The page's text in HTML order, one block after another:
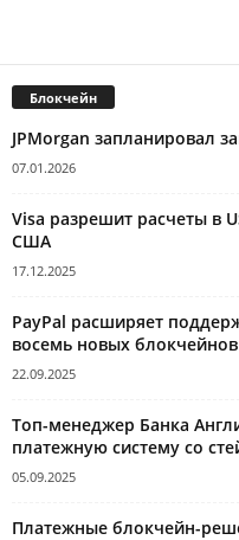
Блокчейн
JPMorgan запланировал
07.01.2026
Visa разрешит расчеты в
США
17.12.2025
PayPal расширяет
восемь новых блокчейнов
22.09.2025
Топ-менеджер Банка
платежную систему со
05.09.2025
Платежные блокчейн-